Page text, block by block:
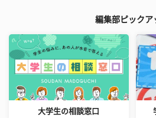
編集部ピックア
大学生の相談窓口